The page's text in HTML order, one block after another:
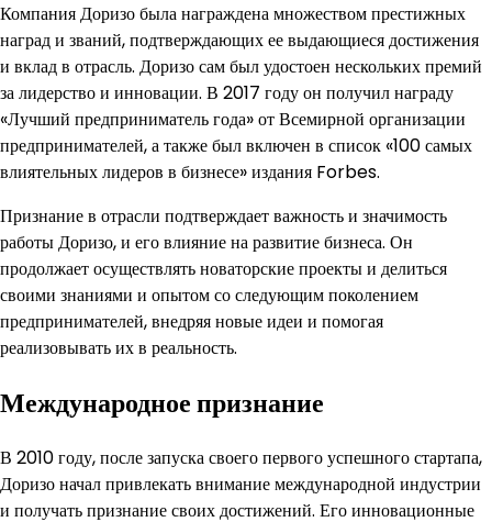
Компания Доризо была награждена множеством престижных
наград и званий, подтверждающих ее выдающиеся достижения
и вклад в отрасль. Доризо сам был удостоен нескольких премий
за лидерство и инновации. В 2017 году он получил награду
«Лучший предприниматель года» от Всемирной организации
предпринимателей, а также был включен в список «100 самых
влиятельных лидеров в бизнесе» издания Forbes.
Признание в отрасли подтверждает важность и значимость
работы Доризо, и его влияние на развитие бизнеса. Он
продолжает осуществлять новаторские проекты и делиться
своими знаниями и опытом со следующим поколением
предпринимателей, внедряя новые идеи и помогая
реализовывать их в реальность.
Международное признание
В 2010 году, после запуска своего первого успешного стартапа,
Доризо начал привлекать внимание международной индустрии
и получать признание своих достижений. Его инновационные